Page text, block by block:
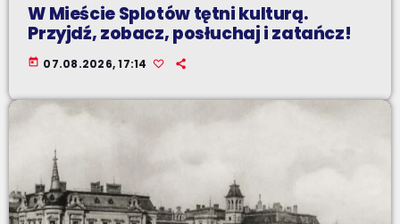
W Mieście Splotów tętni kulturą.
Przyjdź, zobacz, posłuchaj i zatańcz!
today 07.08.2026, 17:14